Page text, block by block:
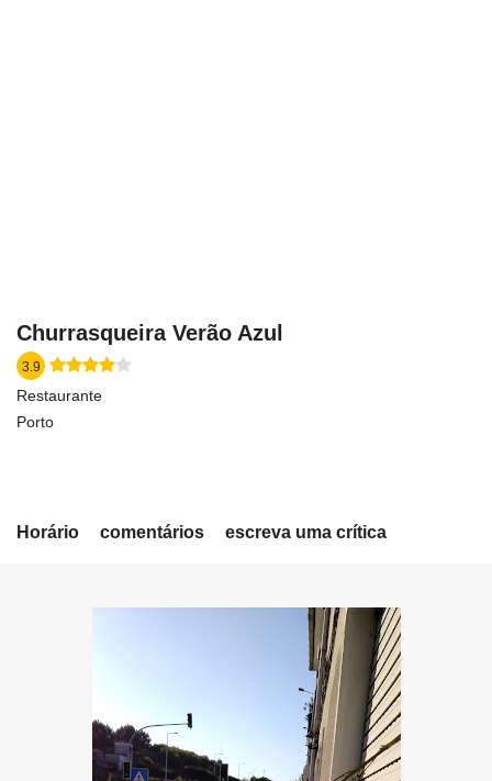
Churrasqueira Verão Azul
3.9
Restaurante
Porto
Horário comentários escreva uma crítica